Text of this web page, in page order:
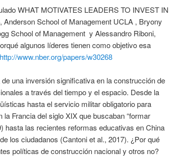
WHAT MOTIVATES LEADERS TO INVEST IN
School of Management UCLA , Bryony
School of Management y Alessandro Riboni,
algunos líderes tienen como objetivo esa
http://www.nber.org/papers/w30268
una inversión significativa en la construcción de
a través del tiempo y el espacio. Desde la
hasta el servicio militar obligatorio para
Francia del siglo XIX que buscaban “formar
hasta las recientes reformas educativas en China
los ciudadanos (Cantoni et al., 2017). ¿Por qué
políticas de construcción nacional y otros no?